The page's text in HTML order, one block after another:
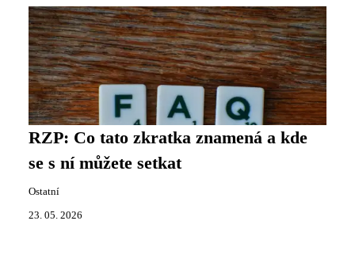
RZP: Co tato zkratka znamená a kde
se s ní můžete setkat
Ostatní
23. 05. 2026